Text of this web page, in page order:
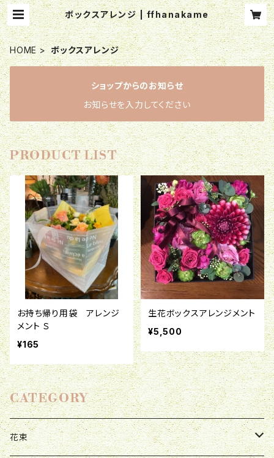
ボックスアレンジ | ffhanakame
HOME ボックスアレンジ
ショップからのお知らせ
お知らせを入力してください
PRODUCT LIST
お持ち帰り用袋 アレンジ
メント Ｓ
¥165
生花ボックスアレンジメント
¥5,500
CATEGORY
花束